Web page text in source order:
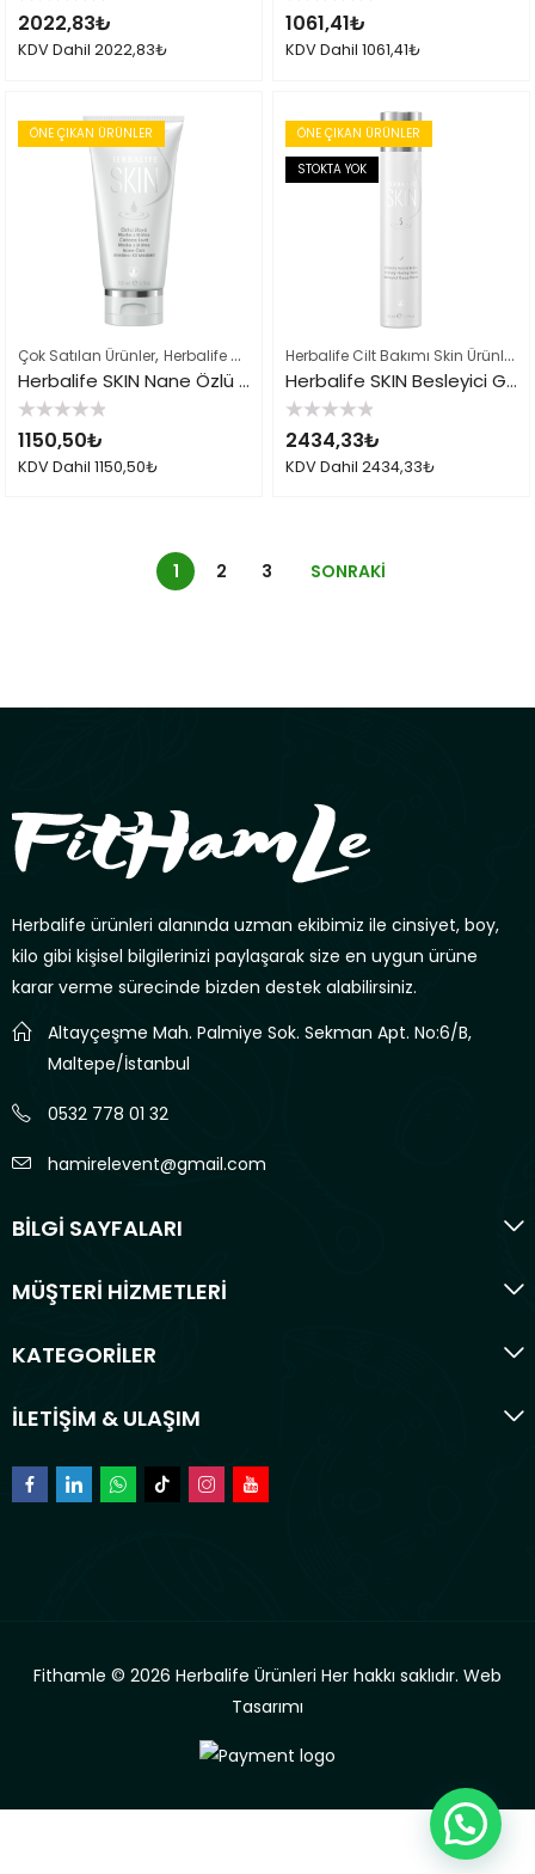
5
üzerinden
0
oy
2022,83₺
KDV Dahil 2022,83₺
5
üzerinden
0
oy
1061,41₺
KDV Dahil 1061,41₺
ÖNE ÇIKAN ÜRÜNLER
Çok Satılan Ürünler, Herbalife Cilt Bakımı Skin Ürünleri ,Herbalife Ürün
Herbalife SKIN Nane Özlü Arındırıcı Kil Maskesi
5
üzerinden
0
oy
1150,50₺
KDV Dahil 1150,50₺
ÖNE ÇIKAN ÜRÜNLER
STOKTA YOK
Herbalife Cilt Bakımı Skin Ürünleri
Herbalife SKIN Besleyici Gece Kremi
5
üzerinden
0
oy
2434,33₺
KDV Dahil 2434,33₺
1 2 3 SONRAKI
Herbalife ürünleri alanında uzman ekibimiz ile cinsiyet, boy,
kilo gibi kişisel bilgilerinizi paylaşarak size en uygun ürüne
karar verme sürecinde bizden destek alabilirsiniz.
Altayçeşme Mah. Palmiye Sok. Sekman Apt. No:6/B,
Maltepe/İstanbul
0532 778 01 32
hamirelevent@gmail.com
BİLGİ SAYFALARI
MÜŞTERİ HİZMETLERİ
KATEGORİLER
İLETİŞİM & ULAŞIM
Fithamle © 2026 Herbalife Ürünleri Her hakkı saklıdır. Web
Tasarımı